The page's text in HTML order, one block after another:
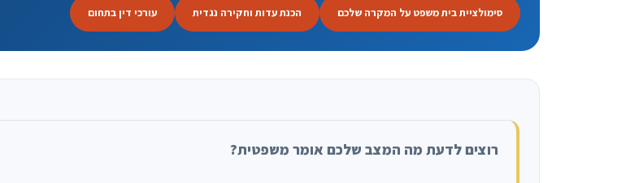
סימולציית בית משפט על המקרה שלכם הכנת עדות וחקירה נגדית עורכי דין בתחום
רוצים לדעת מה המצב שלכם אומר משפטית?